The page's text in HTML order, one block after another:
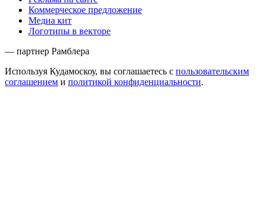
Коммерческое предложение
Медиа кит
Логотипы в векторе
— партнер Рамблера
Используя Кудамоскоу, вы соглашаетесь с пользовательским
соглашением и политикой конфиденциальности.